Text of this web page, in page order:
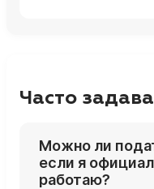
Часто
Можно ли
если я
работаю?